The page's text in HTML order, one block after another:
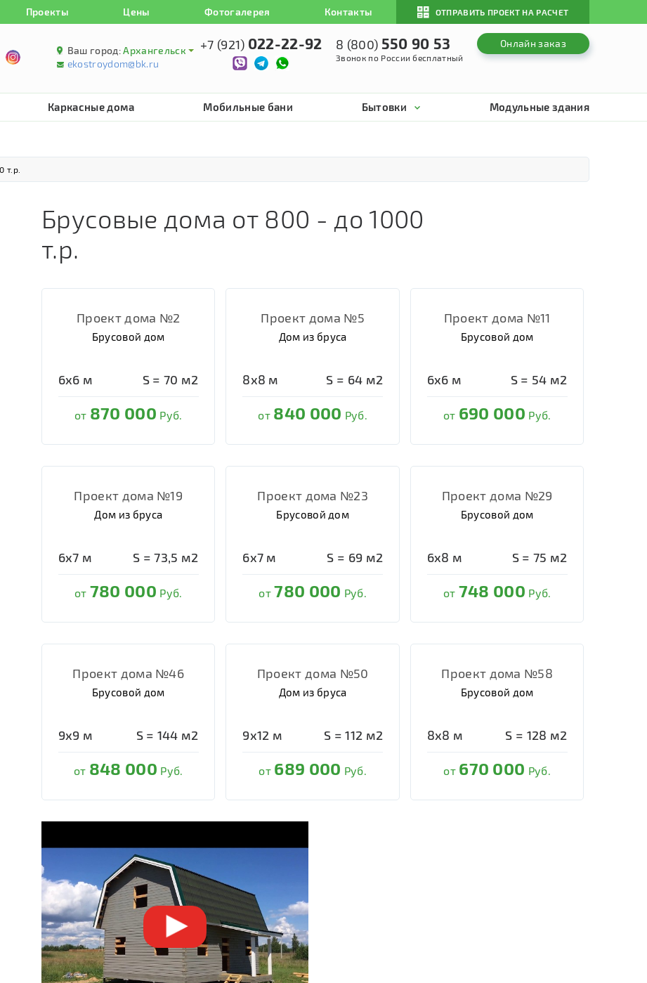
Проекты Цены Фотогалерея Контакты ОТПРАВИТЬ ПРОЕКТ НА РАСЧЕТ
Ваш город:Архангельск
ekostroydom@bk.ru
+7 (921) 022-22-92 8 (800) 550 90 53
Звонок по России бесплатный
Онлайн заказ
Каркасные дома Мобильные бани Бытовки Модульные здания
т.р.
Брусовые дома от 800 - до 1000
т.р.
Проект дома №2
Брусовой дом
6х6 м S =70 м2
от 870 000 Руб.
Проект дома №5
Дом из бруса
8х8 м S = 64 м2
от 840 000 Руб.
Проект дома №11
Брусовой дом
6х6 м S = 54 м2
от 690 000 Руб.
Проект дома №19
Дом из бруса
6х7 м S =73,5 м2
от 780 000 Руб.
Проект дома №23
Брусовой дом
6х7 м S = 69 м2
от780 000 Руб.
Проект дома №29
Брусовой дом
6х8 м S =75 м2
от 748 000 Руб.
Проект дома №46
Брусовой дом
9х9 м S = 144 м2
от 848 000 Руб.
Проект дома №50
Дом из бруса
9х12 м S =112 м2
от 689 000 Руб.
Проект дома №58
Брусовой дом
8х8 м S = 128 м2
от 670 000 Руб.